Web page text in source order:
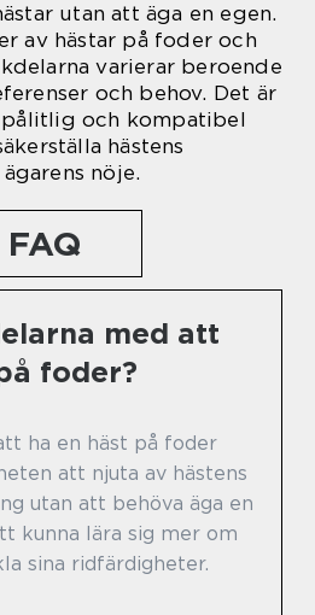
utan att äga en egen.
av hästar på foder och
varierar beroende
och behov. Det är
och kompatibel
hästens
nöje.
FAQ
med att
foder?
ha en häst på foder
att njuta av hästens
utan att behöva äga en
kunna lära sig mer om
sina ridfärdigheter.